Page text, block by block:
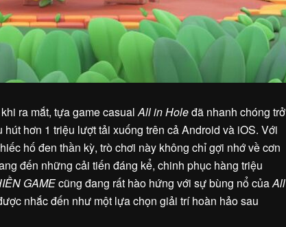
ra mắt, tựa game casualAll in Holeđã nhanh chóng trở
hơn 1 triệu lượt tải xuống trên cả Android và iOS. Với
hố đen thần kỳ, trò chơi này không chỉ gợi nhớ về cơn
đến những cải tiến đáng kể, chinh phục hàng triệu
GAMEcũng đang rất hào hứng với sự bùng nổ củaAll
nhắc đến như một lựa chọn giải trí hoàn hảo sau